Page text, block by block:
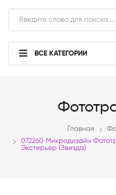
ВСЕ КАТЕГОРИИ
Главная
072260 Микродизайн
Экстерьер (Звезда)